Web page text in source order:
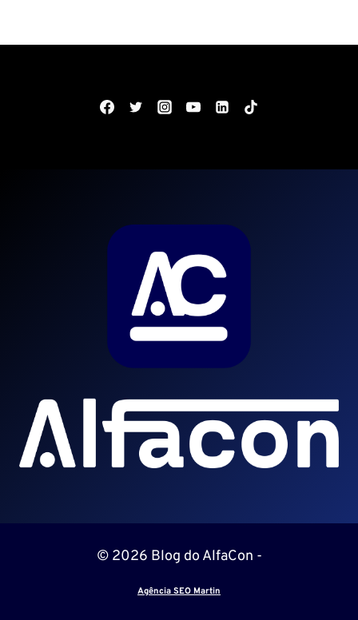
© 2026 Blog do AlfaCon -
Agência SEO Martin